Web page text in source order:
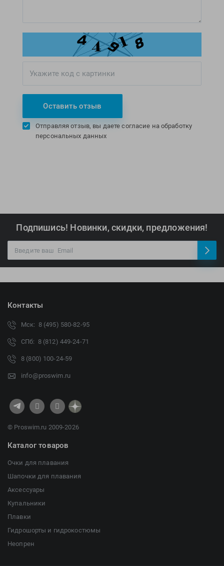
Оставить отзыв
Отправляя отзыв, вы даете согласие на обработку
персональных данных
Подпишись! Новинки, скидки, предложения!
Контакты
Мск: 8 (495) 580-82-95
СПб: 8 (812) 449-24-71
8 (800) 100-24-59
info@proswim.ru
© Proswim.ru 2009-2026
Каталог товаров
Очки для плавания
Шапочки для плавания
Аксессуары
Купальники
Плавки
Гидрошорты и гидрокостюмы
Неопрен